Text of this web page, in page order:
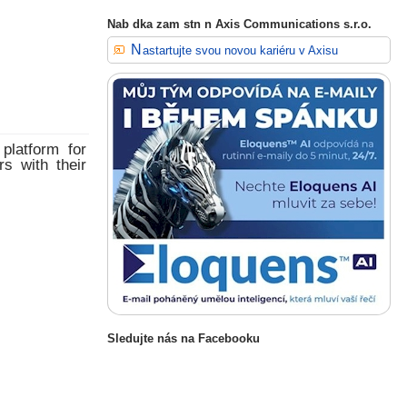
for
with their
Nab dka zam stn n Axis Communications s.r.o.
Nastartujte svou novou kariéru v Axisu
Sledujte nás na Facebooku